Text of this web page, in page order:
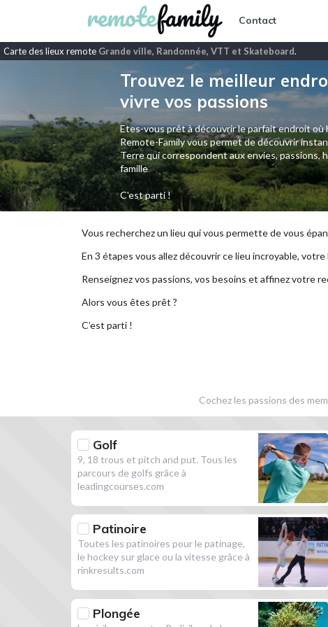
Contact
Carte des lieux remote Grande ville, Randonnée, VTT et Skateboard.
Trouvez le meilleur
vivre vos passions
Etes-vous prêt à découvrir le parfait endroit où
Remote-Family vous permet de découvrir
Terre qui correspondent aux envies, passions,
famille
C'est parti !
Vous recherchez un lieu qui vous permette de vous
En 3 étapes vous allez découvrir ce lieu incroyable,
Renseignez vos passions, vos besoins et affinez votre
Alors vous êtes prêt ?
C’est parti !
Cochez les passions des
Golf
9, 18 trous et pitch and put. Tous les
parcours de golfs grâce à
leadingcourses.com
Patinoire
Toutes les patinoires pour le patinage,
le hockey sur glace ou la vitesse grâce à
rinkresults.com
Plongée